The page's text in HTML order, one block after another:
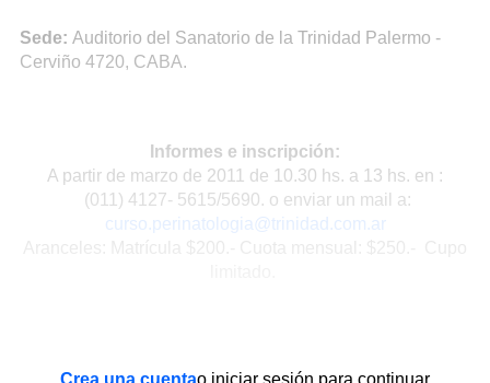
Sede: Auditorio del Sanatorio de la Trinidad Palermo -
Cerviño 4720, CABA.
Informes e inscripción:
A partir de marzo de 2011 de 10.30 hs. a 13 hs. en :
(011) 4127- 5615/5690. o enviar un mail a:
curso.perinatologia@trinidad.com.ar
Crea una cuentao iniciar sesión para continuar